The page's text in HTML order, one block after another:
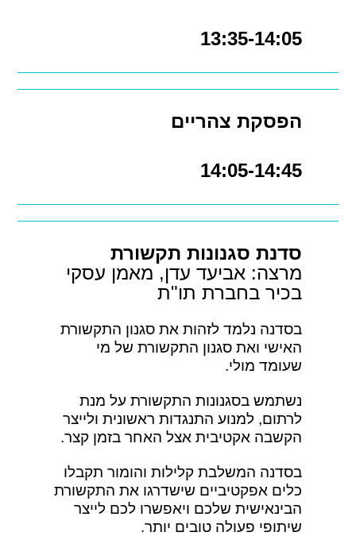
13:35-14:05
הפסקת צהריים
14:05-14:45
סדנת סגנונות תקשורת
מרצה: אביעד עדן, מאמן עסקי
בכיר בחברת תו"ת
בסדנה נלמד לזהות את סגנון התקשורת
האישי ואת סגנון התקשורת של מי
שעומד מולי.
נשתמש בסגנונות התקשורת על מנת
לרתום, למנוע התנגדות ראשונית ולייצר
הקשבה אקטיבית אצל האחר בזמן קצר.
בסדנה המשלבת קלילות והומור תקבלו
כלים אפקטיביים שישדרגו את התקשורת
הבינאישית שלכם ויאפשרו לכם לייצר
שיתופי פעולה טובים יותר.